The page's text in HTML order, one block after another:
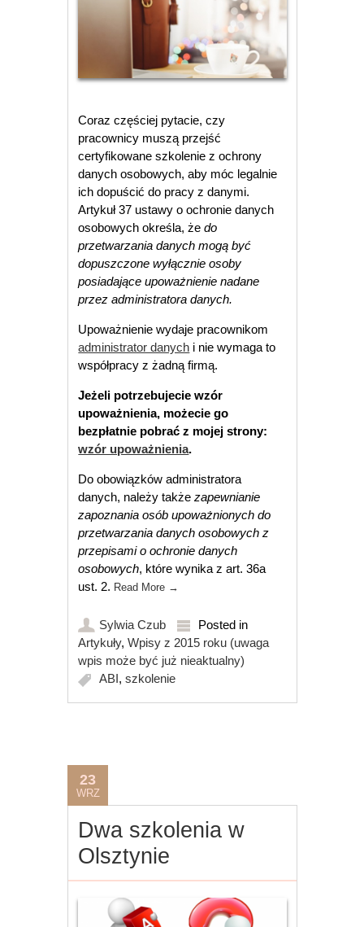
Coraz częściej pytacie, czy
pracownicy muszą przejść
certyfikowane szkolenie z ochrony
danych osobowych, aby móc legalnie
ich dopuścić do pracy z danymi.
Artykuł 37 ustawy o ochronie danych
osobowych określa, żedo
przetwarzania danych mogą być
dopuszczone wyłącznie osoby
posiadające upoważnienie nadane
przez administratora danych.
Upoważnienie wydaje pracownikom
administrator danych i nie wymaga to
współpracy z żadną firmą.
Jeżeli potrzebujecie wzór
upoważnienia, możecie go
bezpłatnie pobrać z mojej strony:
wzór upoważnienia.
Do obowiązków administratora
danych, należy takżezapewnianie
zapoznania osób upoważnionych do
przetwarzania danych osobowych z
przepisami o ochronie danych
osobowych, które wynika z art. 36a
ust. 2. Read More →
Sylwia Czub
Posted in
Artykuły,Wpisy z 2015 roku (uwaga
wpis może być już nieaktualny)
ABI,szkolenie
23
WRZ
Dwa szkolenia w
Olsztynie